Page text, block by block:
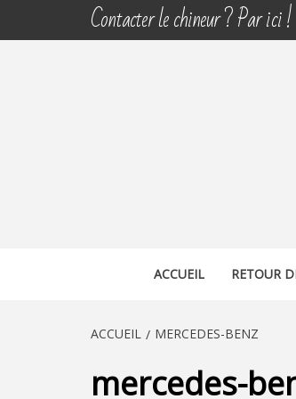
Contacter le chineur ? Par ici !
ACCUEIL RETOUR
ACCUEIL MERCEDES-BENZ
mercedes-